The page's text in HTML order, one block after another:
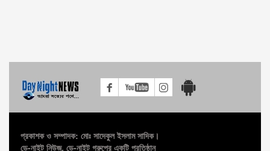
প্রকাশক ও সম্পাদক: মোঃ সাদেকুল ইসলাম সাদিক।
ডে-নাইট নিউজ, ডে-নাইট গ্রুপের একটি প্রতিষ্ঠান